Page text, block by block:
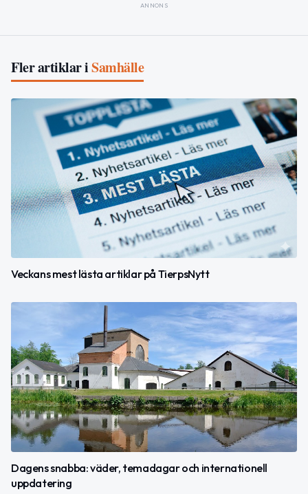
ANNONS
Fler artiklar iSamhälle
Veckans mest lästa artiklar på TierpsNytt
Dagens snabba: väder, temadagar och internationell
uppdatering